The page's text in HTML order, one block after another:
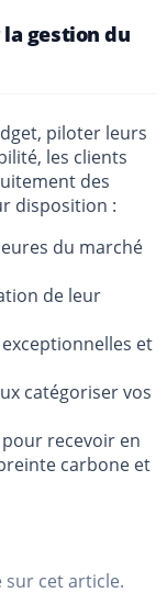
gestion du
piloter leurs
les clients
des
disposition :
du marché
de leur
et
catégoriser vos
recevoir en
carbone et
sur cet article.